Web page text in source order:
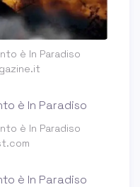
è In Paradiso
è In Paradiso